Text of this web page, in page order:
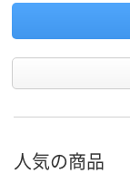
人気の商品